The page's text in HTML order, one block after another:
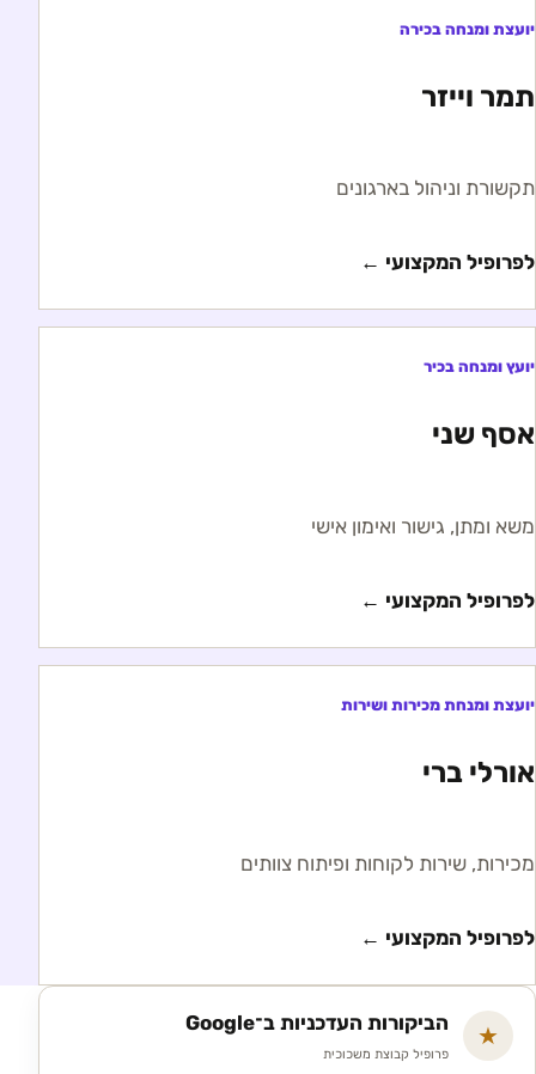
יועצת ומנחה בכירה
תמר וייזר
תקשורת וניהול בארגונים
לפרופיל המקצועי ←
יועץ ומנחה בכיר
אסף שני
משא ומתן, גישור ואימון אישי
לפרופיל המקצועי ←
יועצת ומנחת מכירות ושירות
אורלי ברי
מכירות, שירות לקוחות ופיתוח צוותים
לפרופיל המקצועי ←
★ הביקורות העדכניות ב־Google
פרופיל קבוצת משכוכית